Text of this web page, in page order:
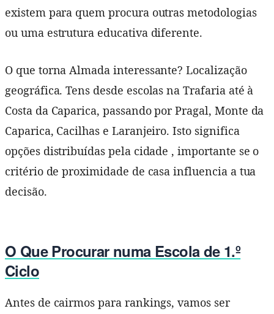
existem para quem procura outras metodologias
ou uma estrutura educativa diferente.
O que torna Almada interessante? Localização
geográfica. Tens desde escolas na Trafaria até à
Costa da Caparica, passando por Pragal, Monte da
Caparica, Cacilhas e Laranjeiro. Isto significa
opções distribuídas pela cidade , importante se o
critério de proximidade de casa influencia a tua
decisão.
O Que Procurar numa Escola de 1.º
Ciclo
Antes de cairmos para rankings, vamos ser